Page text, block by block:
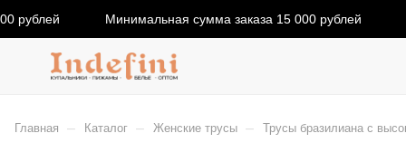
рублей Минимальная сумма заказа 15 000 рублей
Главная – Каталог – Женские трусы – Трусы бразилиана с